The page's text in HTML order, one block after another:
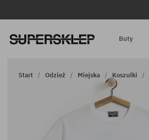
Buty
Start Odzież Miejska Koszulki